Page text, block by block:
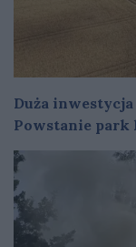
Duża
Powstanie park